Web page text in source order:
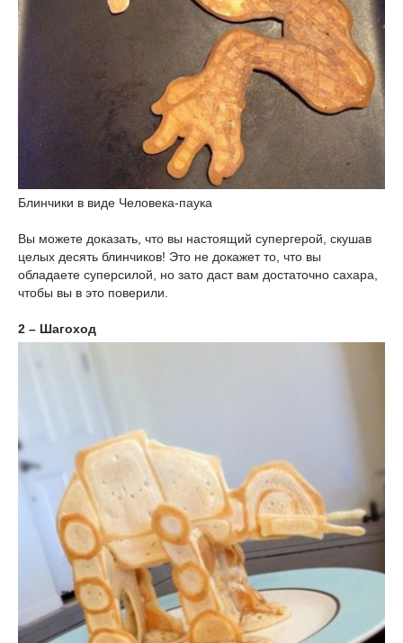
Блинчики в виде Человека-паука
Вы можете доказать, что вы настоящий супергерой, скушав
целых десять блинчиков! Это не докажет то, что вы
обладаете суперсилой, но зато даст вам достаточно сахара,
чтобы вы в это поверили.
2 – Шагоход